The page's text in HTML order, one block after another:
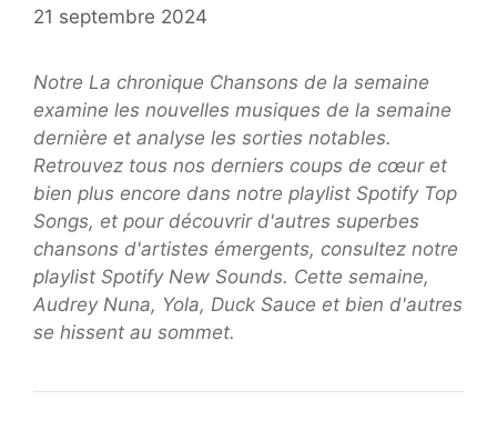
21 septembre 2024
Notre La chronique Chansons de la semaine
examine les nouvelles musiques de la semaine
dernière et analyse les sorties notables.
Retrouvez tous nos derniers coups de cœur et
bien plus encore dans notre playlist Spotify Top
Songs, et pour découvrir d'autres superbes
chansons d'artistes émergents, consultez notre
playlist Spotify New Sounds. Cette semaine,
Audrey Nuna, Yola, Duck Sauce et bien d'autres
se hissent au sommet.